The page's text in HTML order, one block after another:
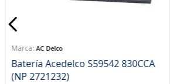
AC Delco
Batería Acedelco S59542 830CCA
(NP 2721232)